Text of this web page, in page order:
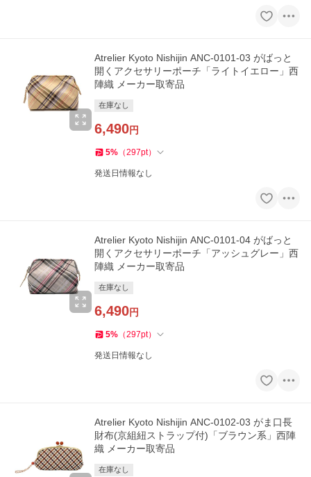
Atrelier Kyoto Nishijin ANC-0101-03 がばっと
開くアクセサリーポーチ「ライトイエロー」西
陣織 メーカー取寄品
在庫なし
6,490円
5% （297pt）
発送日情報なし
Atrelier Kyoto Nishijin ANC-0101-04 がばっと
開くアクセサリーポーチ「アッシュグレー」西
陣織 メーカー取寄品
在庫なし
6,490円
5% （297pt）
発送日情報なし
Atrelier Kyoto Nishijin ANC-0102-03 がま口長
財布(京組紐ストラップ付)「ブラウン系」西陣
織 メーカー取寄品
在庫なし